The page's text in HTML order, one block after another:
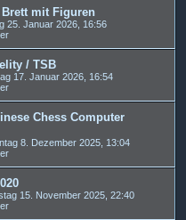
mit Figuren
25. Januar 2026, 16:56
/ TSB
17. Januar 2026, 16:54
Chess Computer
8. Dezember 2025, 13:04
15. November 2025, 22:40